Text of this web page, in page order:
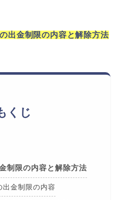
出金制限の内容と解除方法
くじ
制限の内容と解除方法
出金制限の内容